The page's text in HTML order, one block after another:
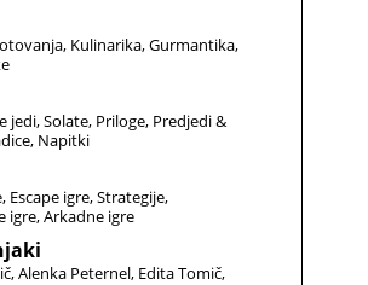
Kulinarika Gurmantika
jedi Solate Priloge Predjedi &
Napitki
Escape igre Strategije
igre Arkadne igre
Alenka Peternel Edita Tomič